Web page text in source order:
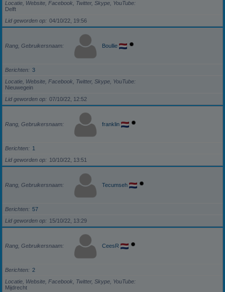
Locatie, Website, Facebook, Twitter, Skype, YouTube
Delft
Lid geworden op
04/10/22, 19:56
Rang, Gebruikersnaam Boullie
Berichten
3
Locatie, Website, Facebook, Twitter, Skype, YouTube
Nieuwegein
Lid geworden op
07/10/22, 12:52
Rang, Gebruikersnaam franklin
Berichten
1
Lid geworden op
10/10/22, 13:51
Rang, Gebruikersnaam Tecumseh
Berichten
57
Lid geworden op
15/10/22, 13:29
Rang, Gebruikersnaam CeesR
Berichten
2
Locatie, Website, Facebook, Twitter, Skype, YouTube
Mijdrecht